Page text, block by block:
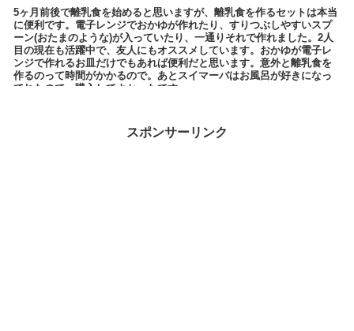
5ヶ月前後で離乳食を始めると思いますが、離乳食を作るセットは本当
に便利です。電子レンジでおかゆが作れたり、すりつぶしやすいスプ
ーン(おたまのような)が入っていたり、一通りそれで作れました。2人
目の現在も活躍中で、友人にもオススメしています。おかゆが電子レ
ンジで作れるお皿だけでもあれば便利だと思います。意外と離乳食を
作るのって時間がかかるので。あとスイマーバはお風呂が好きになっ
てれたので、購入してよかったです。
スポンサーリンク